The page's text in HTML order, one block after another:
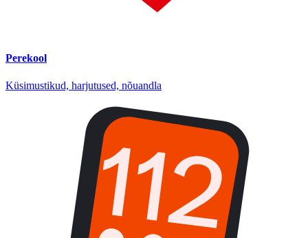
Perekool
Küsimustikud, harjutused, nõuandla